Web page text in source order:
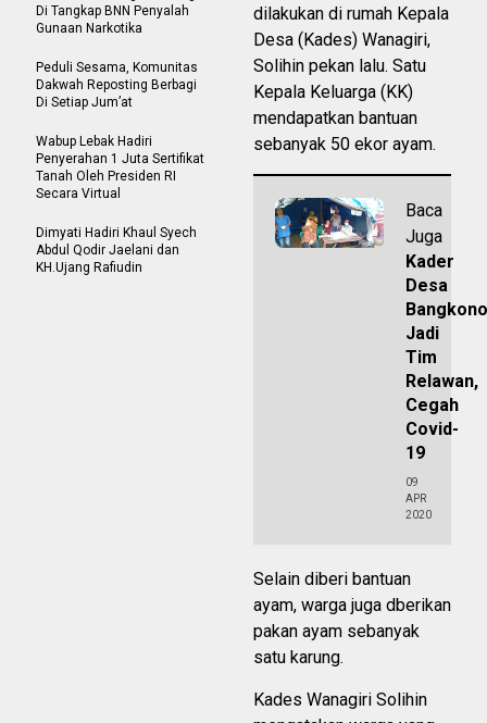
dilakukan di rumah Kepala
Desa (Kades) Wanagiri,
Solihin pekan lalu. Satu
Kepala Keluarga (KK)
mendapatkan bantuan
sebanyak 50 ekor ayam.
Baca
Juga
Kader
Desa
Jadi
Tim
Relawan,
Cegah
Covid-
19
09
APR
2020
Selain diberi bantuan
ayam, warga juga dberikan
pakan ayam sebanyak
satu karung.
Kades Wanagiri Solihin
Di Tangkap BNN Penyalah
Gunaan Narkotika
Peduli Sesama, Komunitas
Dakwah Reposting Berbagi
Di Setiap Jum’at
Wabup Lebak Hadiri
Penyerahan 1 Juta Sertifikat
Tanah Oleh Presiden RI
Secara Virtual
Dimyati Hadiri Khaul Syech
Abdul Qodir Jaelani dan
KH.Ujang Rafiudin